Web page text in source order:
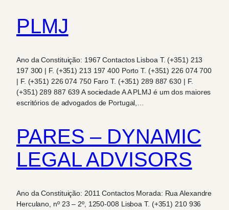
PLMJ
Ano da Constituição: 1967 Contactos Lisboa T. (+351) 213
197 300 | F. (+351) 213 197 400 Porto T. (+351) 226 074 700
| F. (+351) 226 074 750 Faro T. (+351) 289 887 630 | F.
(+351) 289 887 639 A sociedade A A PLMJ é um dos maiores
escritórios de advogados de Portugal,…
PARES – DYNAMIC
LEGAL ADVISORS
Ano da Constituição: 2011 Contactos Morada: Rua Alexandre
Herculano, nº 23 – 2º, 1250-008 Lisboa T. (+351) 210 936